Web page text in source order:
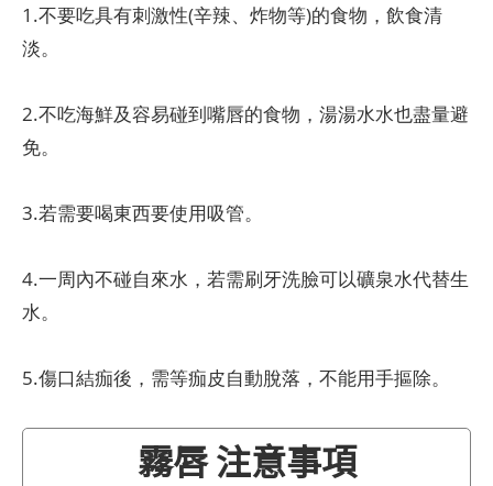
1.不要吃具有刺激性(辛辣、炸物等)的食物，飲食清
淡。
2.不吃海鮮及容易碰到嘴唇的食物，湯湯水水也盡量避
免。
3.若需要喝東西要使用吸管。
4.一周內不碰自來水，若需刷牙洗臉可以礦泉水代替生
水。
5.傷口結痂後，需等痂皮自動脫落，不能用手摳除。
霧唇 注意事項